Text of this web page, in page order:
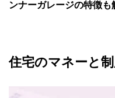
ンナーガレージの特徴も
住宅のマネーと